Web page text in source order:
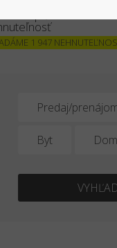
1 947
Predaj/
Byt Dom